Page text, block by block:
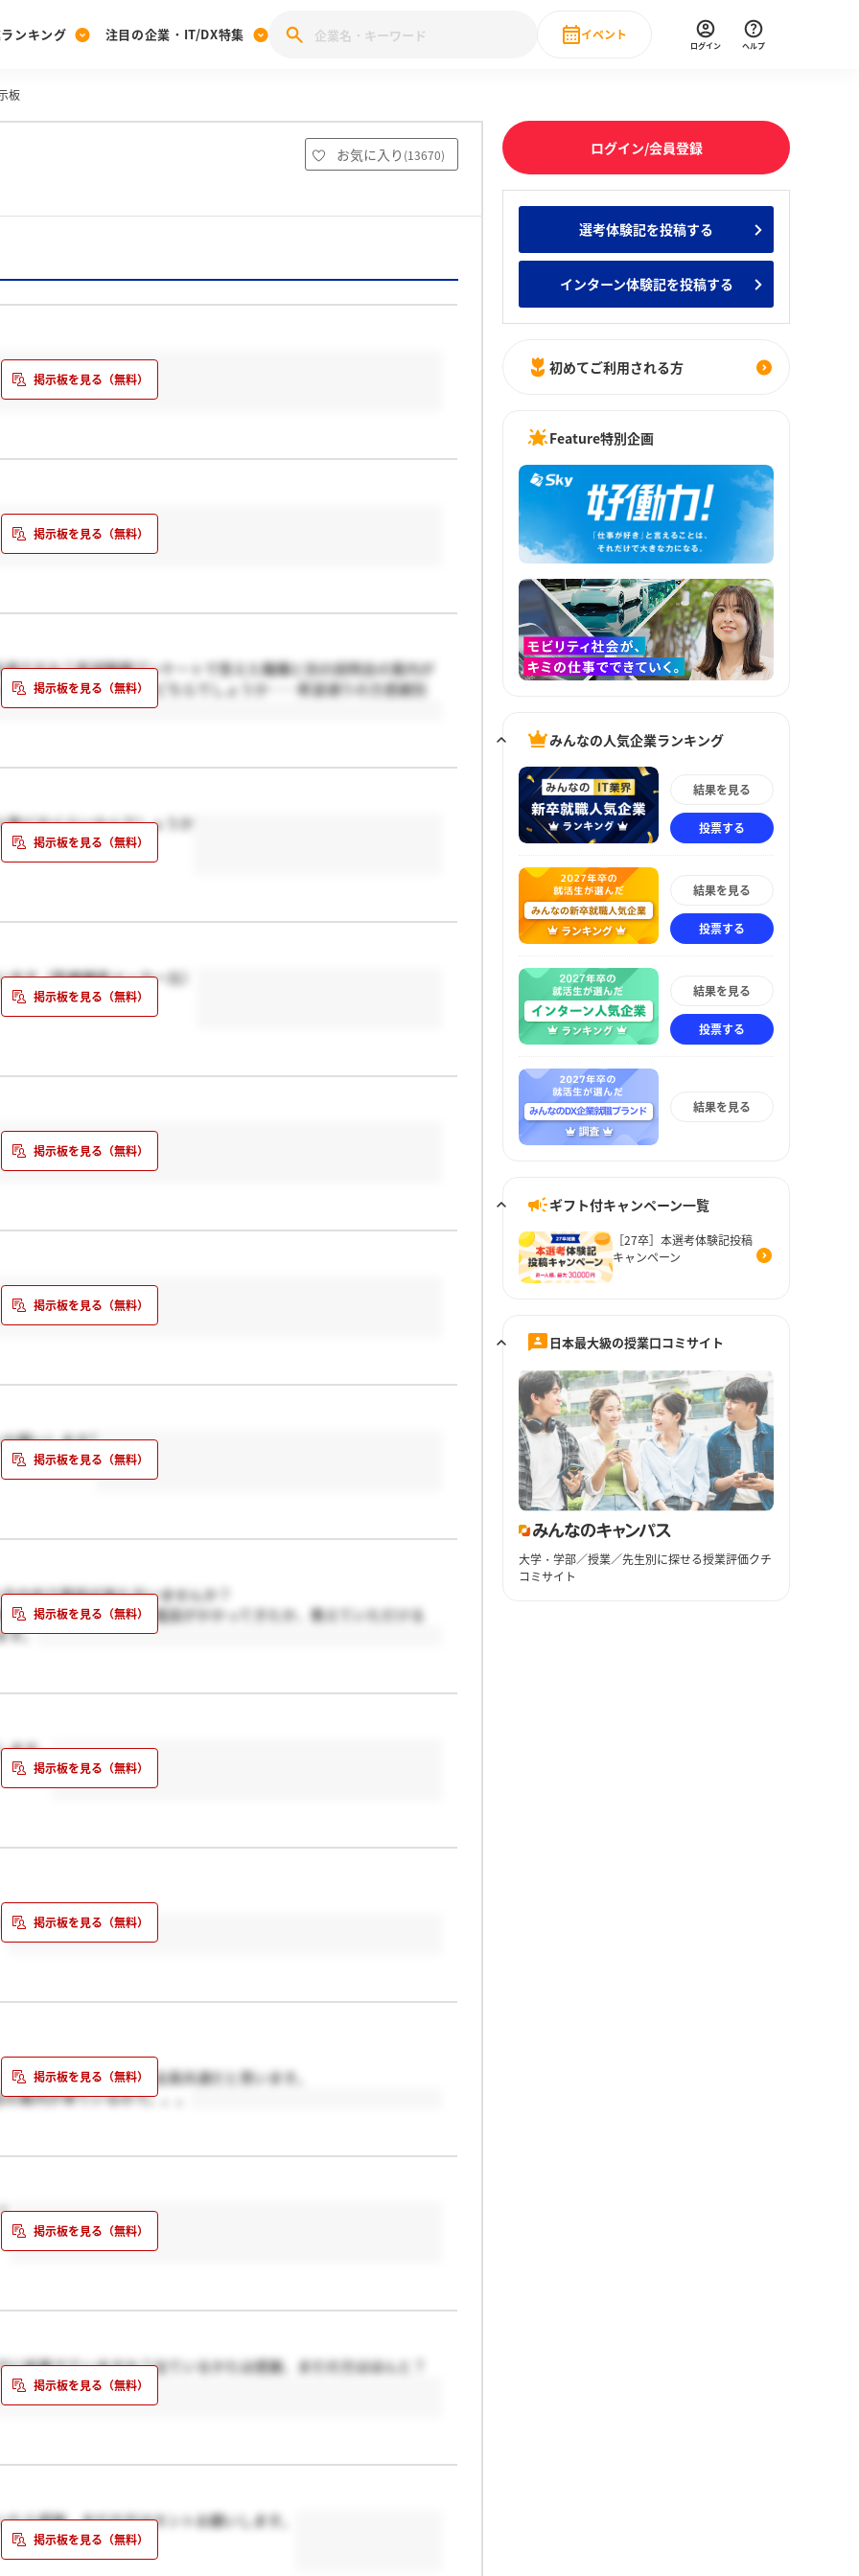
[27卒] 本選考体験記投稿キャンペーン
ンキング
みんなの新卒就職人気企業ランキング みんなのインターン人気企業ランキ
注目の企業・IT/DX特集
28卒 IT・DX現場社員インタビュー
業研究
イベント
直近のイベント一覧
ログイン ヘルプ
板
お気に入り (13670)
ですか？希望職種アンケートで答えた職種と別の説明会の案内が
るのか全員共通なのかどちらでしょうか……希望通りの方感謝別
どのぐらいなんでしょうか
す（医療機器メーカー比）
願いします?
の中で電話が来た方いませんか？
か、そして何時頃に電話がかかってきたか、教えていただける
す。
ます。
？もしそうだったら全員共通だと思います。
案内が来ているので。。。
結果でていますか？出ているかたは感謝、まだの方はほんと？
ら感謝、まだの方はホントお願いします。
ログイン/会員登録
選考体験記を投稿する
インターン体験記を投稿する
初めてご利用される方
Feature特別企画
みんなの人気企業ランキング
結果を見る
投票する
結果を見る
投票する
結果を見る
投票する
結果を見る
ギフト付キャンペーン一覧
［27卒］本選考体験記投稿
キャンペーン
日本最大級の授業口コミサイト
大学・学部／授業／先生別に探せる授業評価クチ
コミサイト